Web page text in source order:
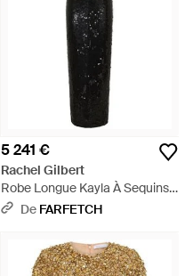
5 241 €
Rachel Gilbert
Robe Longue Kayla À Sequins -
NoirDe FARFETCH